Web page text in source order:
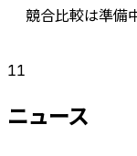
競合比較は準備
11
ニュース